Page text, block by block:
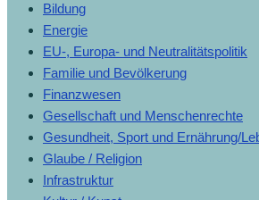
Bildung
Energie
EU-, Europa- und Neutralitätspolitik
Familie und Bevölkerung
Finanzwesen
Gesellschaft und Menschenrechte
Gesundheit, Sport und Ernährung/
Glaube / Religion
Infrastruktur